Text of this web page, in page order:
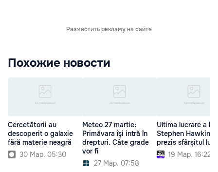
Разместить рекламу на сайте
Похожие новости
Cercetătorii au
descoperit o galaxie
fără materie neagră
30 Мар. 05:30
Meteo 27 martie:
Primăvara îşi intră în
drepturi. Câte grade
vor fi
27 Мар. 07:58
Ultima lucrare a lui
Stephen Hawking.
prezis sfârșitul
19 Мар. 16:22